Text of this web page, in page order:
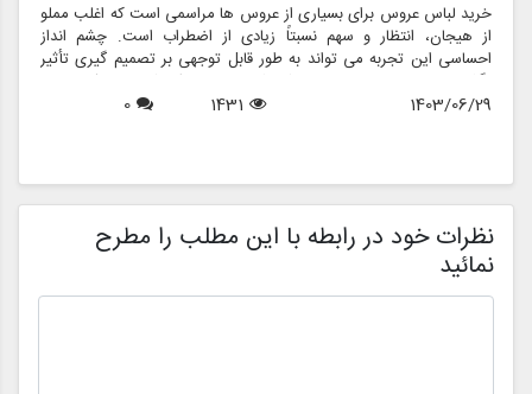
خرید لباس عروس برای بسیاری از عروس ها مراسمی است که اغلب مملو
از هیجان، انتظار و سهم نسبتاً زیادی از اضطراب است. چشم انداز
احساسی این تجربه می تواند به طور قابل توجهی بر تصمیم گیری تأثیر
بگذارد و منجر به انتخاب هایی شود که نه تنها سبک شخصی بلکه عوامل
روانی عمیق تری را نیز منعکس می کند. در این مقاله، روانشناسی خرید
1403/06/29
1431
0
نظرات خود در رابطه با این مطلب را مطرح
نمائید